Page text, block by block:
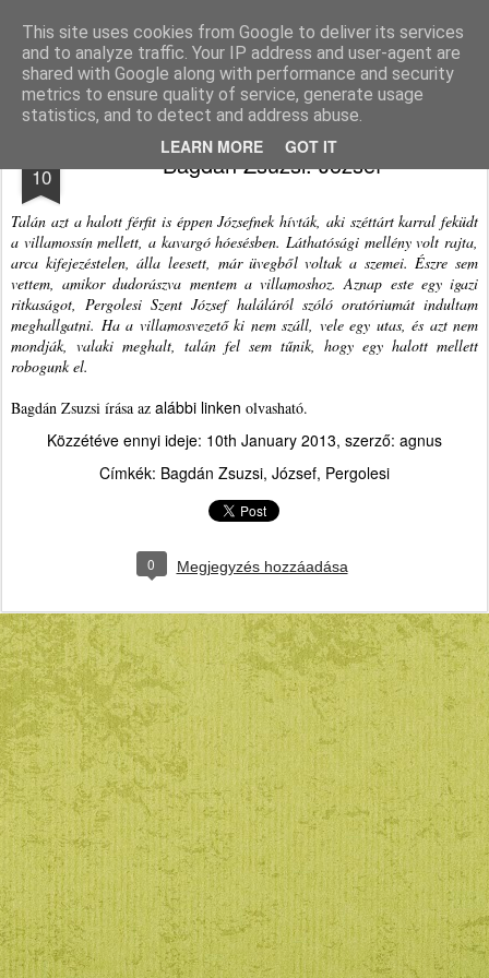
This site uses cookies from Google to deliver its services
and to analyze traffic. Your IP address and user-agent are
shared with Google along with performance and security
metrics to ensure quality of service, generate usage
statistics, and to detect and address abuse.
LEARN MORE GOT IT
Agnus blog
Pages
10 Bagdán Zsuzsi: József
Talán azt a halott férfit is éppen Józsefnek hívták, aki széttárt karral feküdt
a villamossín mellett, a kavargó hóesésben. Láthatósági mellény volt rajta,
arca kifejezéstelen, álla leesett, már üvegből voltak a szemei. Észre sem
vettem, amikor dudorászva mentem a villamoshoz. Aznap este egy igazi
ritkaságot, Pergolesi Szent József haláláról szóló oratóriumát indultam
meghallgatni. Ha a villamosvezető ki nem száll, vele egy utas, és azt nem
mondják, valaki meghalt, talán fel sem tűnik, hogy egy halott mellett
robogunk el.
Bagdán Zsuzsi írása az alábbi linken olvasható.
Közzétéve ennyi ideje: 10th January 2013, szerző: agnus
Címkék: Bagdán Zsuzsi József Pergolesi
0 Megjegyzés hozzáadása